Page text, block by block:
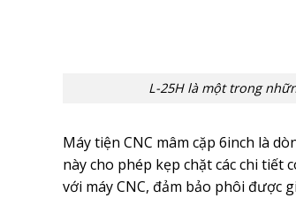
L-25H là một trong
Máy tiện CNC mâm cặp 6inch là
này cho phép kẹp chặt các chi
với máy CNC, đảm bảo phôi được